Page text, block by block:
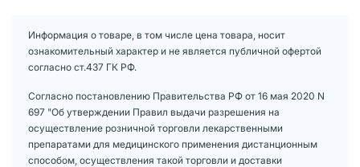
Информация о товаре, в том числе цена товара, носит
ознакомительный характер и не является публичной офертой
согласно ст.437 ГК РФ.
Согласно постановлению Правительства РФ от 16 мая 2020 N
697 "Об утверждении Правил выдачи разрешения на
осуществление розничной торговли лекарственными
препаратами для медицинского применения дистанционным
способом, осуществления такой торговли и доставки